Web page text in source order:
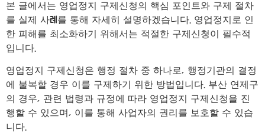
본 글에서는 영업정지 구제신청의 핵심 포인트와 구제 절차
를 실제 사례를 통해 자세히 설명하겠습니다. 영업정지로 인
한 피해를 최소화하기 위해서는 적절한 구제신청이 필수적
입니다.
영업정지 구제신청은 행정 절차 중 하나로, 행정기관의 결정
에 불복할 경우 이를 구제하기 위한 방법입니다. 부산 연제구
의 경우, 관련 법령과 규정에 따라 영업정지 구제신청을 진
행할 수 있으며, 이를 통해 사업자의 권리를 보호할 수 있습
니다.